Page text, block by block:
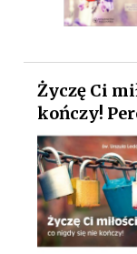
Życzę Ci
kończy!